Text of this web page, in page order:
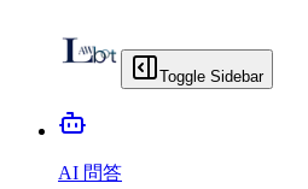
Toggle Sidebar
AI 問答